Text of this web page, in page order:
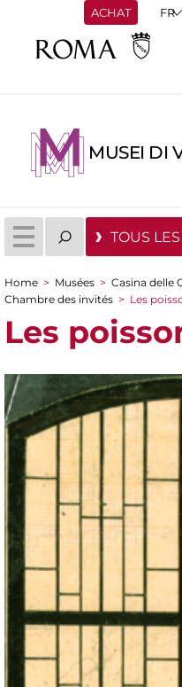
ACHAT
MUSEI DI
TOUS
You are here
Home > Musées > Casina delle
Chambre des invités > Les
Les